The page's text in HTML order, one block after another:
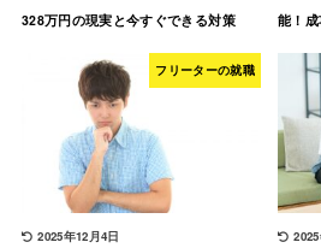
328万円の現実と今すぐできる対策
能！
フリーターの就職
2025年12月4日